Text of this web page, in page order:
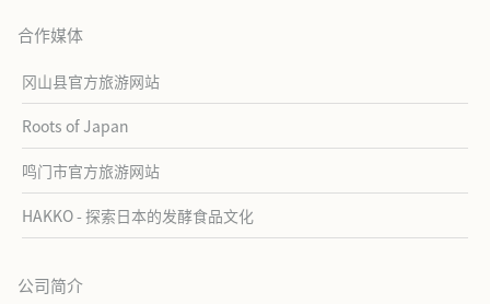
合作媒体
冈山县官方旅游网站
Roots of Japan
鸣门市官方旅游网站
HAKKO - 探索日本的发酵食品文化
公司简介